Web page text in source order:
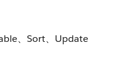
、Sort、Update